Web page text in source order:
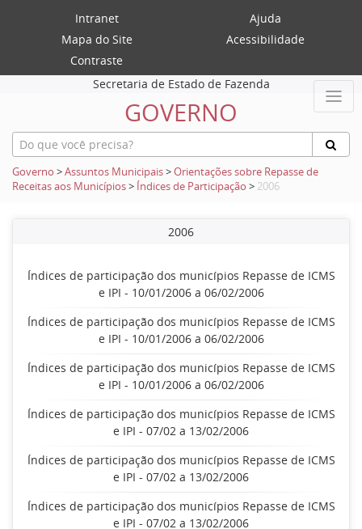
Intranet
Ajuda
Mapa do Site
Acessibilidade
Contraste
Secretaria de Estado de Fazenda
GOVERNO
Governo >Assuntos Municipais>Orientações sobre Repasse de
Receitas aos Municípios> Índices de Participação > 2006
2006
Índices de participação dos municípios Repasse de ICMS
e IPI - 10/01/2006 a 06/02/2006
Índices de participação dos municípios Repasse de ICMS
e IPI - 10/01/2006 a 06/02/2006
Índices de participação dos municípios Repasse de ICMS
e IPI - 10/01/2006 a 06/02/2006
Índices de participação dos municípios Repasse de ICMS
e IPI - 07/02 a 13/02/2006
Índices de participação dos municípios Repasse de ICMS
e IPI - 07/02 a 13/02/2006
Índices de participação dos municípios Repasse de ICMS
e IPI - 07/02 a 13/02/2006